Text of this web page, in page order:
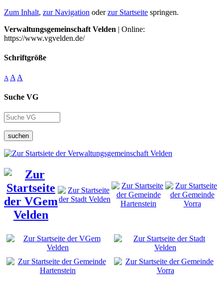
Zum Inhalt, zur Navigation oderzur Startseite springen.
Verwaltungsgemeinschaft Velden | Online:
https://www.vgvelden.de/
Schriftgröße
A A A
Suche VG
suchen